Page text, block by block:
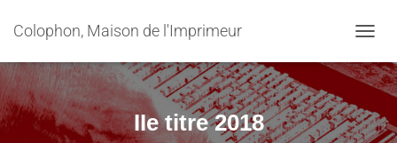
Colophon, Maison de l'Imprimeur
IIe titre 2018